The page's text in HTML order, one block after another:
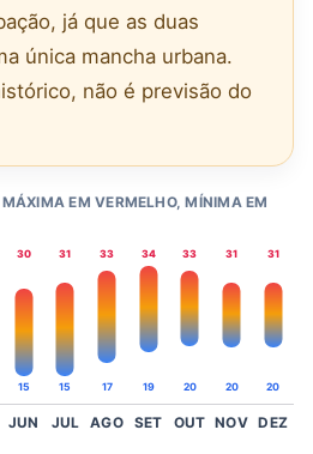
já que as duas
única mancha urbana.
não é previsão do
EM VERMELHO, MÍNIMA EM
30
15
31
15
33
17
34
19
33
20
31
20
31
20
JUN JUL AGO SET OUT NOV DEZ